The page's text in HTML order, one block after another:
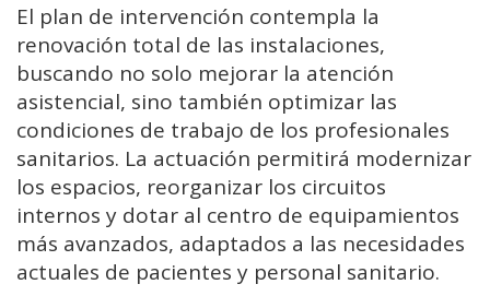
El plan de intervención contempla la
renovación total de las instalaciones,
buscando no solo mejorar la atención
asistencial, sino también optimizar las
condiciones de trabajo de los profesionales
sanitarios. La actuación permitirá modernizar
los espacios, reorganizar los circuitos
internos y dotar al centro de equipamientos
más avanzados, adaptados a las necesidades
actuales de pacientes y personal sanitario.